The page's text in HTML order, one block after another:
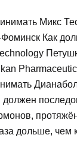
Микс
Как
должен
дольше, чем